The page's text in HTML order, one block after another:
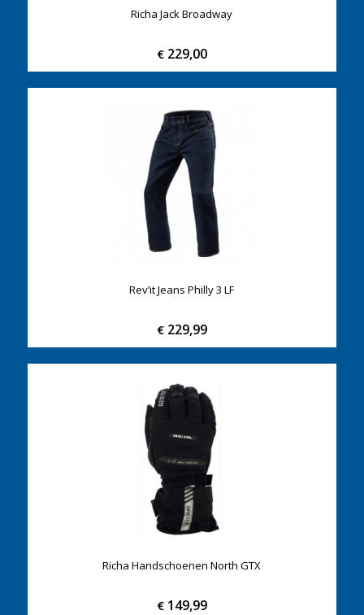
Richa Jack Broadway
€229,00
Rev’it Jeans Philly 3 LF
€229,99
Richa Handschoenen North GTX
€149,99